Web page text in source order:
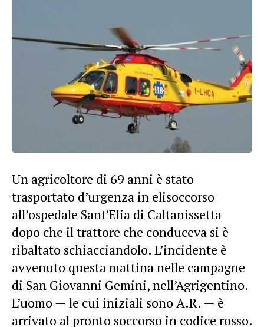
Un agricoltore di 69 anni è stato
trasportato d’urgenza in elisoccorso
all’ospedale Sant’Elia di Caltanissetta
dopo che il trattore che conduceva si è
ribaltato schiacciandolo. L’incidente è
avvenuto questa mattina nelle campagne
di San Giovanni Gemini, nell’Agrigentino.
L’uomo — le cui iniziali sono A.R. — è
arrivato al pronto soccorso in codice rosso.